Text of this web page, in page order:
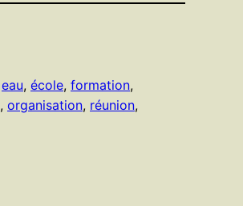
eau, école, formation
, organisation, réunion